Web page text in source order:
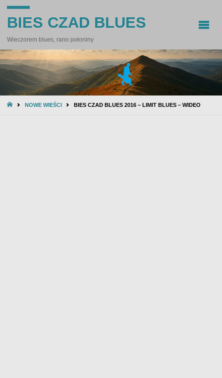
BIES CZAD BLUES
Wieczorem blues, rano połoniny
STRONANOWE WIEŚCI BIES CZAD BLUES 2016 – LIMIT BLUES – WIDEO